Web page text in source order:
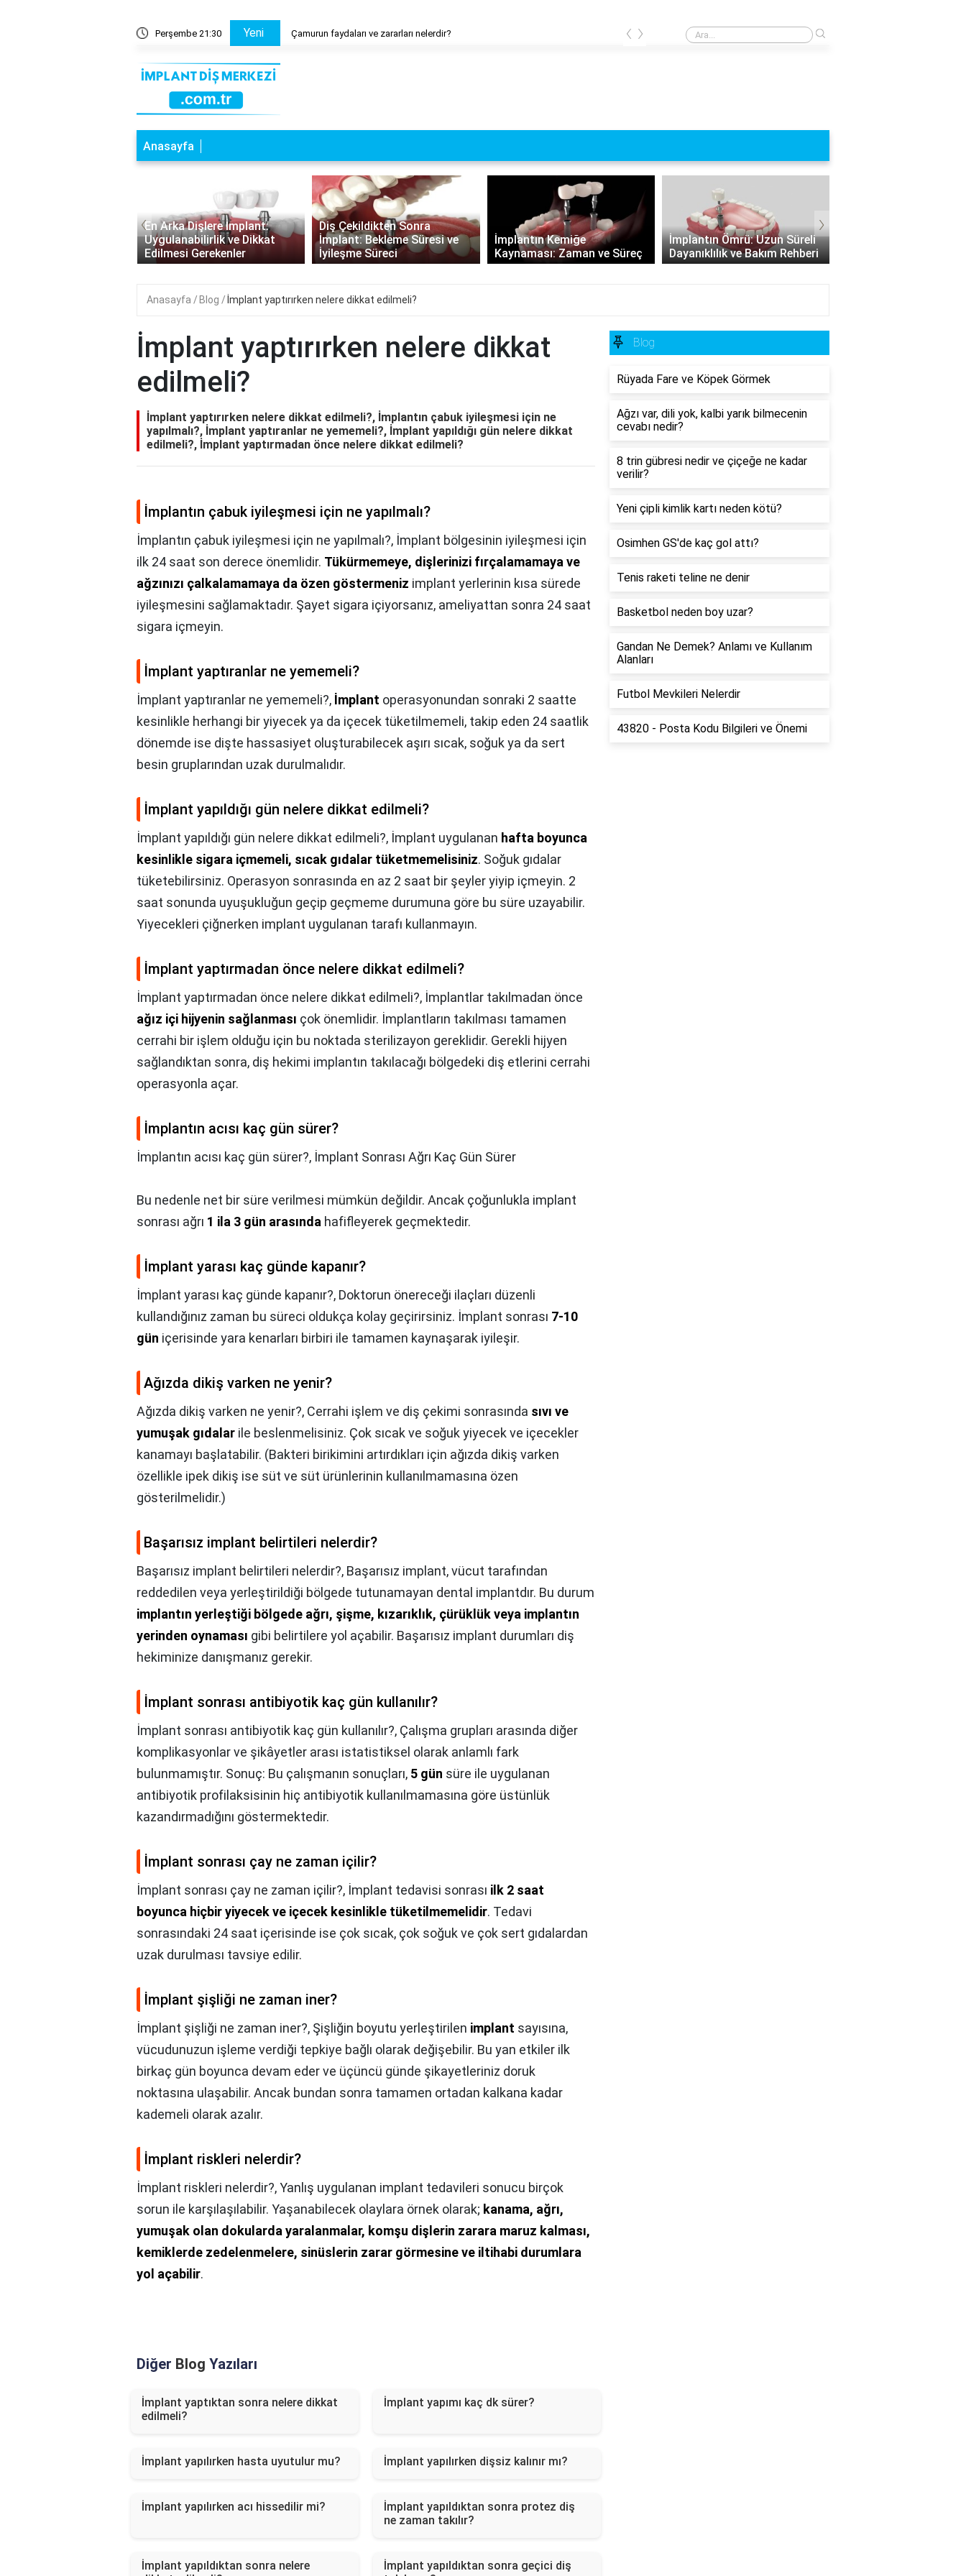
Perşembe 21:30 Yeni Çamurun faydaları ve zararları nelerdir? Çamurun faydaları ve zararları nelerdir?
‹ ›
Anasayfa
Diş Çekildikten Sonra
İmplant: Bekleme Süresi ve
İyileşme Süreci
İmplantın Kemiğe
Kaynaması: Zaman ve Süreç
İmplantın Ömrü: Uzun Süreli
Dayanıklılık ve Bakım Rehberi
Vidasız İmplant: Vücut
Dışında Canlı Olmayan Hayat
‹ ›
Anasayfa Blog İmplant yaptırırken nelere dikkat edilmeli?
İmplant yaptırırken nelere dikkat
edilmeli?
İmplant yaptırırken nelere dikkat edilmeli?, İmplantın çabuk iyileşmesi için ne
yapılmalı?, İmplant yaptıranlar ne yememeli?, İmplant yapıldığı gün nelere dikkat
edilmeli?, İmplant yaptırmadan önce nelere dikkat edilmeli?
İmplantın çabuk iyileşmesi için ne yapılmalı?
İmplantın çabuk iyileşmesi için ne yapılmalı?, İmplant bölgesinin iyileşmesi için
ilk 24 saat son derece önemlidir. Tükürmemeye, dişlerinizi fırçalamamaya ve
ağzınızı çalkalamamaya da özen göstermeniz implant yerlerinin kısa sürede
iyileşmesini sağlamaktadır. Şayet sigara içiyorsanız, ameliyattan sonra 24 saat
sigara içmeyin.
İmplant yaptıranlar ne yememeli?
İmplant yaptıranlar ne yememeli?, İmplant operasyonundan sonraki 2 saatte
kesinlikle herhangi bir yiyecek ya da içecek tüketilmemeli, takip eden 24 saatlik
dönemde ise dişte hassasiyet oluşturabilecek aşırı sıcak, soğuk ya da sert
besin gruplarından uzak durulmalıdır.
İmplant yapıldığı gün nelere dikkat edilmeli?
İmplant yapıldığı gün nelere dikkat edilmeli?, İmplant uygulanan hafta boyunca
kesinlikle sigara içmemeli, sıcak gıdalar tüketmemelisiniz. Soğuk gıdalar
tüketebilirsiniz. Operasyon sonrasında en az 2 saat bir şeyler yiyip içmeyin. 2
saat sonunda uyuşukluğun geçip geçmeme durumuna göre bu süre uzayabilir.
Yiyecekleri çiğnerken implant uygulanan tarafı kullanmayın.
İmplant yaptırmadan önce nelere dikkat edilmeli?
İmplant yaptırmadan önce nelere dikkat edilmeli?, İmplantlar takılmadan önce
ağız içi hijyenin sağlanması çok önemlidir. İmplantların takılması tamamen
cerrahi bir işlem olduğu için bu noktada sterilizayon gereklidir. Gerekli hijyen
sağlandıktan sonra, diş hekimi implantın takılacağı bölgedeki diş etlerini cerrahi
operasyonla açar.
İmplantın acısı kaç gün sürer?
İmplantın acısı kaç gün sürer?, İmplant Sonrası Ağrı Kaç Gün Sürer
Bu nedenle net bir süre verilmesi mümkün değildir. Ancak çoğunlukla implant
sonrası ağrı 1 ila 3 gün arasında hafifleyerek geçmektedir.
İmplant yarası kaç günde kapanır?
İmplant yarası kaç günde kapanır?, Doktorun önereceği ilaçları düzenli
kullandığınız zaman bu süreci oldukça kolay geçirirsiniz. İmplant sonrası 7-10
gün içerisinde yara kenarları birbiri ile tamamen kaynaşarak iyileşir.
Ağızda dikiş varken ne yenir?
Ağızda dikiş varken ne yenir?, Cerrahi işlem ve diş çekimi sonrasında sıvı ve
yumuşak gıdalar ile beslenmelisiniz. Çok sıcak ve soğuk yiyecek ve içecekler
kanamayı başlatabilir. (Bakteri birikimini artırdıkları için ağızda dikiş varken
özellikle ipek dikiş ise süt ve süt ürünlerinin kullanılmamasına özen
gösterilmelidir.)
Başarısız implant belirtileri nelerdir?
Başarısız implant belirtileri nelerdir?, Başarısız implant, vücut tarafından
reddedilen veya yerleştirildiği bölgede tutunamayan dental implantdır. Bu durum
implantın yerleştiği bölgede ağrı, şişme, kızarıklık, çürüklük veya implantın
yerinden oynaması gibi belirtilere yol açabilir. Başarısız implant durumları diş
hekiminize danışmanız gerekir.
İmplant sonrası antibiyotik kaç gün kullanılır?
İmplant sonrası antibiyotik kaç gün kullanılır?, Çalışma grupları arasında diğer
komplikasyonlar ve şikâyetler arası istatistiksel olarak anlamlı fark
bulunmamıştır. Sonuç: Bu çalışmanın sonuçları, 5 gün süre ile uygulanan
antibiyotik profilaksisinin hiç antibiyotik kullanılmamasına göre üstünlük
kazandırmadığını göstermektedir.
İmplant sonrası çay ne zaman içilir?
İmplant sonrası çay ne zaman içilir?, İmplant tedavisi sonrası ilk 2 saat
boyunca hiçbir yiyecek ve içecek kesinlikle tüketilmemelidir. Tedavi
sonrasındaki 24 saat içerisinde ise çok sıcak, çok soğuk ve çok sert gıdalardan
uzak durulması tavsiye edilir.
İmplant şişliği ne zaman iner?
İmplant şişliği ne zaman iner?, Şişliğin boyutu yerleştirilen implant sayısına,
vücudunuzun işleme verdiği tepkiye bağlı olarak değişebilir. Bu yan etkiler ilk
birkaç gün boyunca devam eder ve üçüncü günde şikayetleriniz doruk
noktasına ulaşabilir. Ancak bundan sonra tamamen ortadan kalkana kadar
kademeli olarak azalır.
İmplant riskleri nelerdir?
İmplant riskleri nelerdir?,Yanlış uygulanan implant tedavileri sonucu birçok
sorun ile karşılaşılabilir. Yaşanabilecek olaylara örnek olarak; kanama, ağrı,
yumuşak olan dokularda yaralanmalar, komşu dişlerin zarara maruz kalması,
kemiklerde zedelenmelere, sinüslerin zarar görmesine ve iltihabi durumlara
yol açabilir.
Diğer Blog Yazıları
İmplant yaptıktan sonra nelere dikkat
edilmeli?
İmplant yapımı kaç dk sürer?
İmplant yapılırken hasta uyutulur mu? İmplant yapılırken dişsiz kalınır mı?
İmplant yapılırken acı hissedilir mi?
İmplant yapıldıktan sonra protez diş
ne zaman takılır?
İmplant yapıldıktan sonra nelere
İmplant yapıldıktan sonra geçici diş
Blog
Rüyada Fare ve Köpek Görmek
Ağzı var, dili yok, kalbi yarık bilmecenin
cevabı nedir?
8 trin gübresi nedir ve çiçeğe ne kadar
verilir?
Yeni çipli kimlik kartı neden kötü?
Osimhen GS'de kaç gol attı?
Tenis raketi teline ne denir
Basketbol neden boy uzar?
Gandan Ne Demek? Anlamı ve Kullanım
Alanları
Futbol Mevkileri Nelerdir
43820 - Posta Kodu Bilgileri ve Önemi